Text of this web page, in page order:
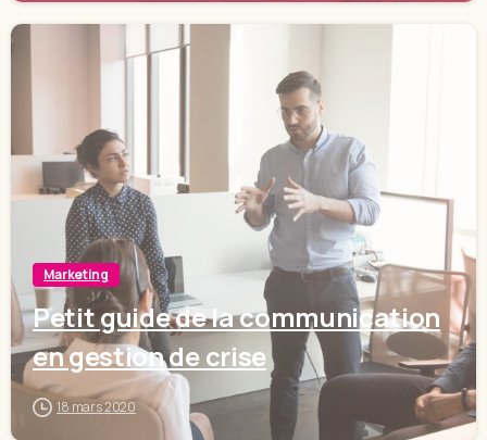
Marketing
Petit guide de la communication
en gestion de crise
18 mars 2020